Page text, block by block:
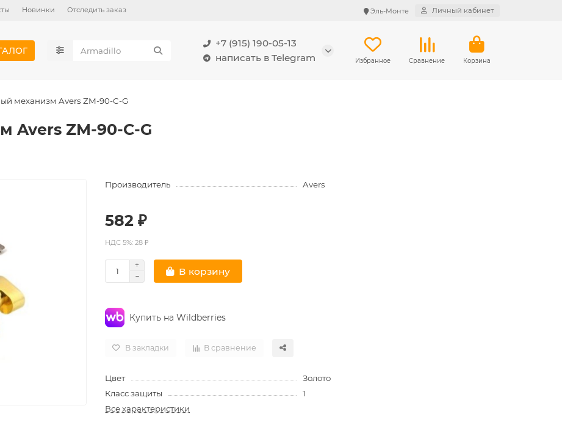
Новинки Отследить заказ Эль-Монте Личный кабинет
+7 (915) 190-05-13
написать в Telegram
Избранное Сравнение Корзина
механизм Avers ZM-90-C-G
Avers ZM-90-C-G
Производитель Avers
582 ₽
НДС 5%: 28 ₽
В корзину
Купить на Wildberries
В закладки В сравнение
Цвет
Золото
Класс защиты
1
Все характеристики